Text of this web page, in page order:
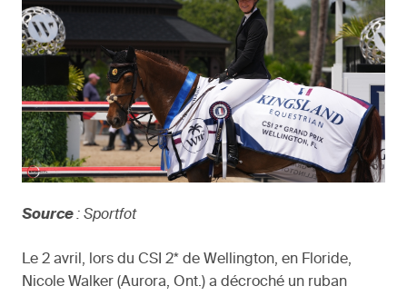
Source: Sportfot
Le 2 avril, lors du CSI 2* de Wellington, en Floride,
Nicole Walker (Aurora, Ont.) a décroché un ruban